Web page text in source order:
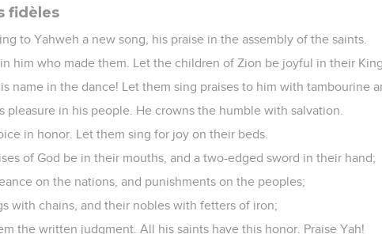
fidèles
to Yahweh a new song, his praise in the assembly of the saints.
him who made them. Let the children of Zion be joyful in their
name in the dance! Let them sing praises to him with tambourine
pleasure in his people. He crowns the humble with salvation.
in honor. Let them sing for joy on their beds.
of God be in their mouths, and a two-edged sword in their hand;
on the nations, and punishments on the peoples;
with chains, and their nobles with fetters of iron;
the written judgment. All his saints have this honor. Praise Yah!